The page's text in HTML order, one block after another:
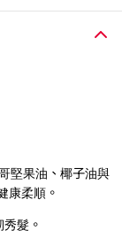
堅果油、椰子油與
康柔順。
髮。